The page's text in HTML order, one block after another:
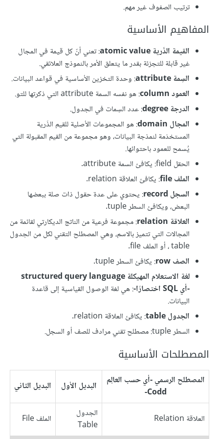
ترتيب الصفوف غير مهم.
المفاهيم الأساسية
القيمة الذَرية atomic value
: تعني أنّ كل قيمة في المجال
غير قابلة للتجزئة بقدر ما يتعلق الأمر بالنموذج العلائقي.
السِمة attribute
: وحدة التخزين الأساسية في قواعد البيانات.
العمود column
: هو نفسه السمة attribute التي ذكرتها للتو.
الدرجة degree
: عدد السِمات في الجدول.
المجال domain
: هو المجموعات الأصلية للقيم الذَرية
المستخدَمة لنمذجة البيانات، وهو مجموعة من القيم المقبولة التي
يُسمح للعمود باحتوائها.
الحقل field: يكافئ السمة attribute.
الملف file
: يكافئ العلاقة relation.
السجل record
: يحتوي على عدة حقول ذات صلة ببعضها
البعض، ويكافئ السطر tuple.
العلاقة relation
: مجموعة فرعية من الناتج الديكارتي لقائمة من
المجالات التي تتميز بالاسم، وهي المصطلح التقني لكل من الجدول
table ، أو الملف file.
الصف row
: يكافئ السطر tuple.
لغة الاستعلام المهيكلة structured query language
-أي SQL اختصارًا-
: هي لغة الوصول القياسية إلى قاعدة
البيانات.
الجدول table
: يكافئ العلاقة relation.
السطر tuple: مصطلح تقني مرادف للصف أو السجل.
المصطلحات الأساسية
المصطلح الرسمي -أي حسب العالِم
Codd-
البديل الأول البديل الثاني
العلاقة Relation
الجدول
Table
الملف File